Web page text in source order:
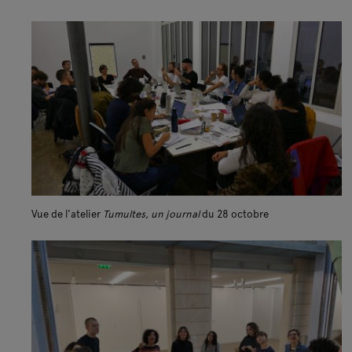
Vue de l'atelier Tumultes, un journaldu 28 octobre